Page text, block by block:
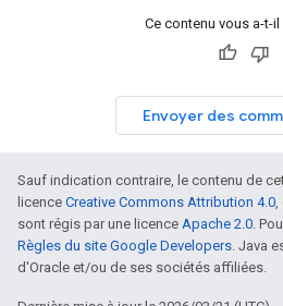
Ce contenu vous a-t-il
Envoyer des
Sauf indication contraire, le contenu de
licence Creative Commons Attribution 4.0,
sont régis par une licence Apache 2.0.
Règles du site Google Developers. Java
d'Oracle et/ou de ses sociétés affiliées.